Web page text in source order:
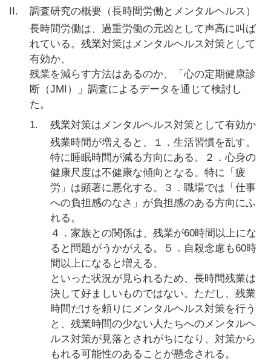
II.
調査研究の概要（長時間労働とメンタルヘルス）
長時間労働は、過重労働の元凶として声高に叫ば
れている。残業対策はメンタルヘルス対策として
有効か、
残業を減らす方法はあるのか、「心の定期健康診
断（JMI）」調査によるデータを通じて検討し
た。
1.
残業対策はメンタルヘルス対策として有効か
残業時間が増えると、１．生活習慣を乱す。
特に睡眠時間が減る方向にある。２．心身の
健康尺度は不健康な傾向となる。特に「疲
労」は顕著に悪化する。３．職場では「仕事
への負担感のなさ」が負担感のある方向にふ
れる。
４．家族との関係は、残業が60時間以上にな
ると問題がうかがえる。５．自殺念慮も60時
間以上になると増える、
といった状況が見られるため、長時間残業は
決して好ましいものではない。ただし、残業
時間だけを頼りにメンタルヘルス対策を行う
と、残業時間の少ない人たちへのメンタルヘ
ルス対策が見落とされがちになり、対策から
もれる可能性のあることが懸念される。